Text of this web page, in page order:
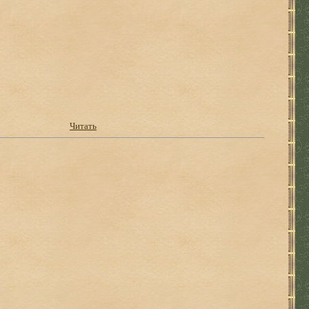
Читать